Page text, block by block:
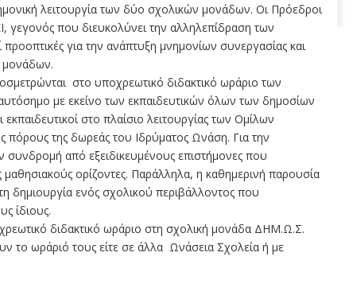
λειτουργία των δύο σχολικών μονάδων. Οι Πρόεδροι
γεγονός που διευκολύνει την αλληλεπίδραση των
για την ανάπτυξη μνημονίων συνεργασίας και
μονάδων.
στο υποχρεωτικό διδακτικό ωράριο των
με εκείνο των εκπαιδευτικών όλων των δημοσίων
στο πλαίσιο λειτουργίας των Ομίλων
πόρους της δωρεάς του Ιδρύματος Ωνάση. Για την
από εξειδικευμένους επιστήμονες που
ορίζοντες. Παράλληλα, η καθημερινή παρουσία
δημιουργία ενός σχολικού περιβάλλοντος που
ίδιους.
διδακτικό ωράριο στη σχολική μονάδα ΔΗΜ.Ω.Σ.
το ωράριό τους είτε σε άλλα Ωνάσεια Σχολεία ή με